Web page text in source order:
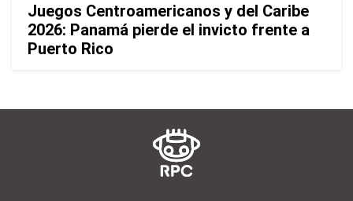
Juegos Centroamericanos y del Caribe
2026: Panamá pierde el invicto frente a
Puerto Rico